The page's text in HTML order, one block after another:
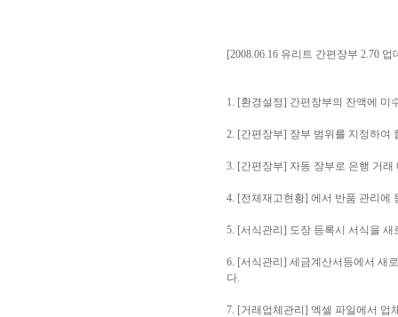
[2008.06.16 유리트 간편장부 2.70 업
1. [환경설정] 간편장부의 잔액에 미
2. [간편장부] 장부 범위를 지정하여
3. [간편장부] 자동 장부로 은행 거
4. [전체재고현황] 에서 반품 관리에
5. [서식관리] 도장 등록시 서식을
6. [서식관리] 세금계산서등에서 새
다.
7. [거래업체관리] 엑셀 파일에서 업